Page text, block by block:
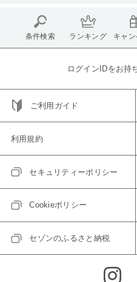
条件検索 ランキング キャ
ログインIDをお持
ご利用ガイド
利用規約
セキュリティーポリシー
Cookieポリシー
セゾンのふるさと納税